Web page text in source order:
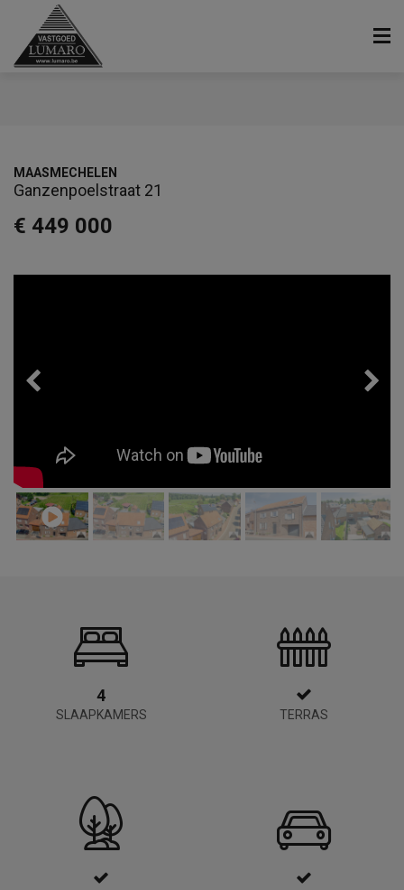
€ 449 000
MAASMECHELEN
Ganzenpoelstraat 21
4
SLAAPKAMERS TERRAS